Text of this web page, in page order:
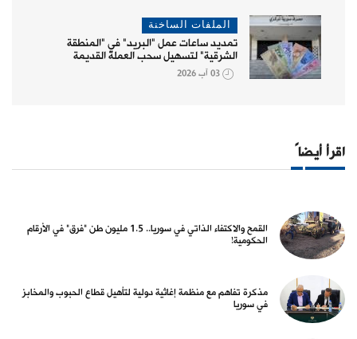
الملفات الساخنة
تمديد ساعات عمل "البريد" في "المنطقة
الشرقية" لتسهيل سحب العملة القديمة
03 آب 2026
اقرأ أيضاً
القمح والاكتفاء الذاتي في سوريا.. 1.5 مليون طن "فرق" في الأرقام
الحكومية!
مذكرة تفاهم مع منظمة إغاثية دولية لتأهيل قطاع الحبوب والمخابز
في سوريا